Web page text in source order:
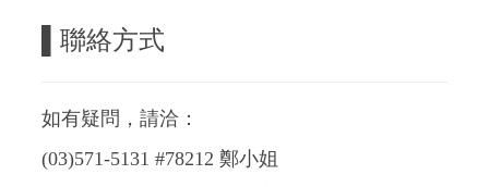
聯絡方式
如有疑問，請洽：
(03)571-5131 #78212 鄭小姐